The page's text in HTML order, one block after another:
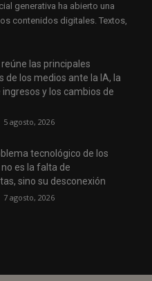
generativa ha abierto una
contenidos digitales. Textos,
reúne las principales
de los medios ante la IA, la
ingresos y los cambios de
5 agosto, 2026
tecnológico de los
es la falta de
sino su desconexión
7 agosto, 2026